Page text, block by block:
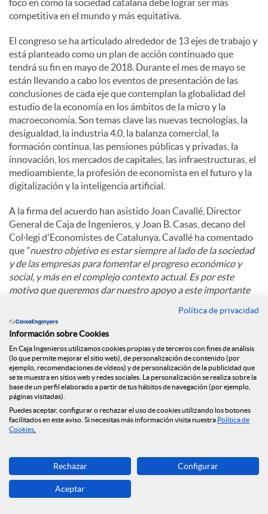
foco en cómo la sociedad catalana debe lograr ser más
competitiva en el mundo y más equitativa.
El congreso se ha articulado alrededor de 13 ejes de trabajo y
está planteado como un plan de acción continuado que
tendrá su fin en mayo de 2018. Durante el mes de mayo se
están llevando a cabo los eventos de presentación de las
conclusiones de cada eje que contemplan la globalidad del
estudio de la economía en los ámbitos de la micro y la
macroeconomía. Son temas clave las nuevas tecnologías, la
desigualdad, la industria 4.0, la balanza comercial, la
formación continua, las pensiones públicas y privadas, la
innovación, los mercados de capitales, las infraestructuras, el
medioambiente, la profesión de economista en el futuro y la
digitalización y la inteligencia artificial.
A la firma del acuerdo han asistido Joan Cavallé, Director
General de Caja de Ingenieros, y Joan B. Casas, decano del
Col·legi d'Economistes de Catalunya. Cavallé ha comentado
que "nuestro objetivo es estar siempre al lado de la sociedad
y de las empresas para fomentar el progreso económico y
social, y más en el complejo contexto actual. Es por este
motivo que queremos dar nuestro apoyo a este importante
empresarial y económico de Cataluña"
C
o
m
p
Noticias relacionadas
Caja Ingenieros refuerza su compromiso con la
economía social con su incorporación al Grupo
Clade
Caja Ingenieros refuerza su presencia en Madrid
Política de privacidad
Información sobre Cookies
En Caja Ingenieros utilizamos cookies propias y de terceros con fines de análisis
(lo que permite mejorar el sitio web), de personalización de contenido (por
ejemplo, recomendaciones de vídeos) y de personalización de la publicidad que
se te muestra en sitios web y redes sociales. La personalización se realiza sobre la
base de un perfil elaborado a partir de tus hábitos de navegación (por ejemplo,
páginas visitadas).
Puedes aceptar, configurar o rechazar el uso de cookies utilizando los botones
facilitados en este aviso. Si necesitas más información visita nuestra Política de
Cookies
Rechazar Configurar
Aceptar